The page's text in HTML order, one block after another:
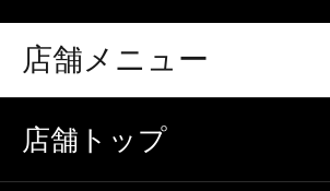
店舗メニュー
店舗トップ